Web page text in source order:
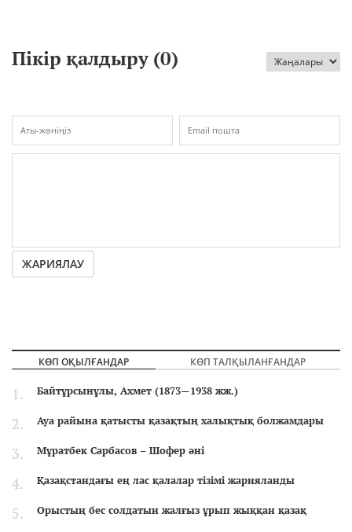
Пікір қалдыру (0)
ЖАРИЯЛАУ
КӨП ОҚЫЛҒАНДАР КӨП ТАЛҚЫЛАНҒАНДАР
Байтұрсынұлы, Ахмет (1873—1938 жж.)
Ауа райына қатысты қазақтың халықтық болжамдары
Мұратбек Сарбасов – Шофер әні
Қазақстандағы ең лас қалалар тізімі жарияланды
Орыстың бес солдатын жалғыз ұрып жыққан қазақ